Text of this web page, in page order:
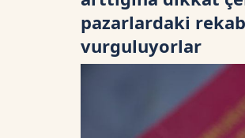
pazarlardaki
vurguluyorlar